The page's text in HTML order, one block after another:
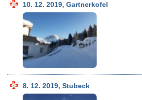
10. 12. 2019, Gartnerkofel
8. 12. 2019, Stubeck